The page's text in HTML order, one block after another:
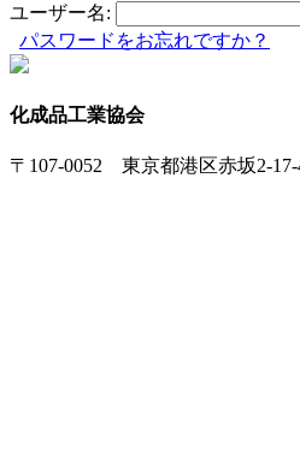
ユーザー名:
パスワードをお忘れですか？
化成品工業協会
〒107-0052 東京都港区赤坂2-